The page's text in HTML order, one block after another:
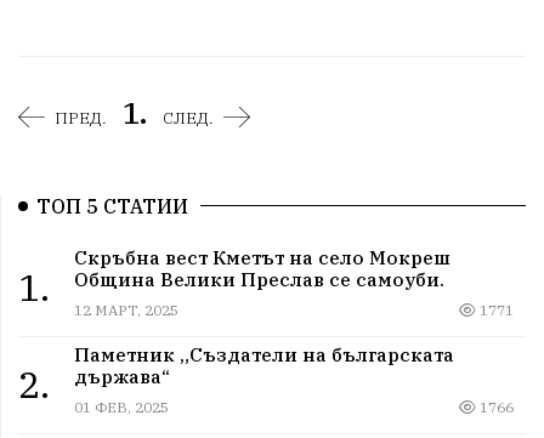
ПРЕД. 1. СЛЕД.
ТОП 5 СТАТИИ
1.
Скръбна вест Кметът на село Мокреш
Община Велики Преслав се самоуби.
12 МАРТ, 2025 1771
2.
Паметник „Създатели на българската
държава“
01 ФЕВ, 2025 1766